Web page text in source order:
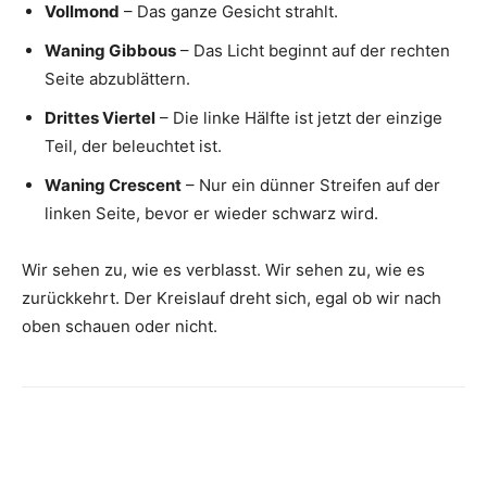
Vollmond – Das ganze Gesicht strahlt.
Waning Gibbous – Das Licht beginnt auf der rechten
Seite abzublättern.
Drittes Viertel – Die linke Hälfte ist jetzt der einzige
Teil, der beleuchtet ist.
Waning Crescent – Nur ein dünner Streifen auf der
linken Seite, bevor er wieder schwarz wird.
Wir sehen zu, wie es verblasst. Wir sehen zu, wie es
zurückkehrt. Der Kreislauf dreht sich, egal ob wir nach
oben schauen oder nicht.